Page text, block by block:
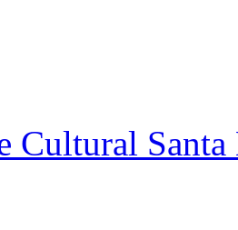
Cultural